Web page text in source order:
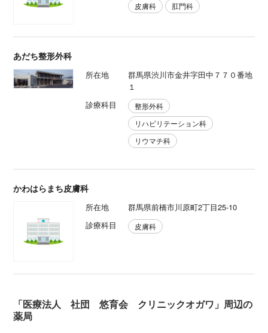
皮膚科
肛門科
あだち整形外科
所在地
群馬県渋川市金井字田中７７０番地
１
診療科目
整形外科
リハビリテーション科
リウマチ科
かわはらまち皮膚科
所在地
群馬県前橋市川原町2丁目25-10
診療科目
皮膚科
「医療法人 社団 悠育会 クリニックオガワ」周辺の
薬局